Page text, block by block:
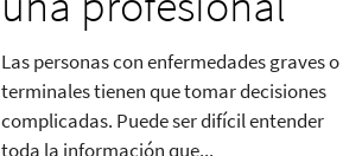
Las personas con enfermedades graves o
terminales tienen que tomar decisiones
complicadas. Puede ser difícil entender
toda la información que...